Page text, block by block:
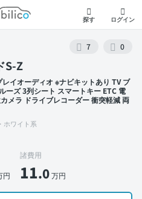
モビリコ
探す ログイン
7 0
S-Z
イオーディオ ※ナビキットあり TV ブ
ーズ 3列シート スマートキー ETC 電
メラ ドライブレコーダー 衝突軽減 両
ホワイト系
円
諸費用
11.0万円